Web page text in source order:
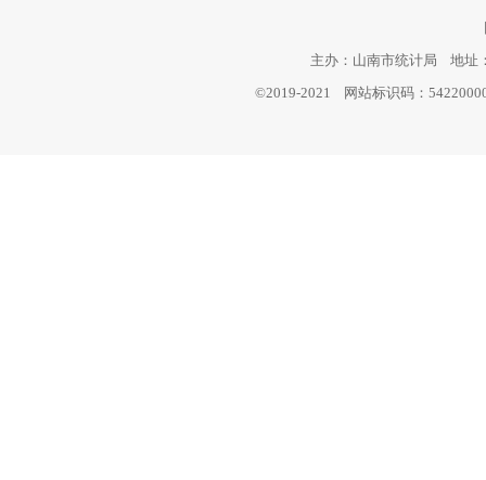
主办：山南市统计局 地址
©2019-2021 网站标识码：